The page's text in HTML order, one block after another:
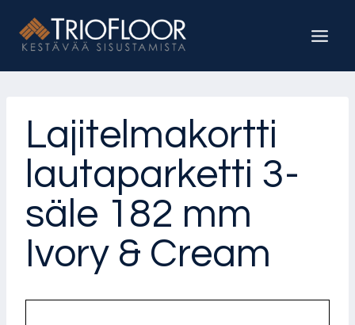
sisältöön
Lajitelmakortti
lautaparketti 3-
säle 182 mm
Ivory & Cream